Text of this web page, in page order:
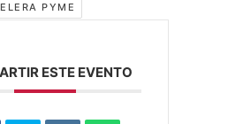
PYME
ESTE EVENTO